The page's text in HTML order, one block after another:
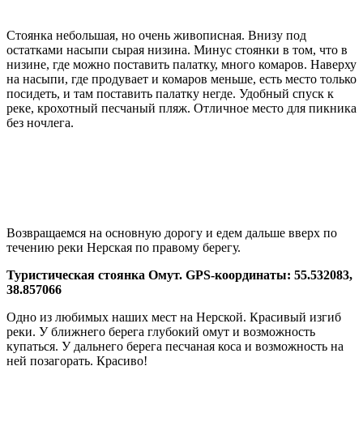
Стоянка небольшая, но очень живописная. Внизу под
остатками насыпи сырая низина. Минус стоянки в том, что в
низине, где можно поставить палатку, много комаров. Наверху
на насыпи, где продувает и комаров меньше, есть место только
посидеть, и там поставить палатку негде. Удобный спуск к
реке, крохотный песчаный пляж. Отличное место для пикника
без ночлега.
Возвращаемся на основную дорогу и едем дальше вверх по
течению реки Нерская по правому берегу.
Туристическая стоянка Омут. GPS-координаты: 55.532083,
38.857066
Одно из любимых наших мест на Нерской. Красивый изгиб
реки. У ближнего берега глубокий омут и возможность
купаться. У дальнего берега песчаная коса и возможность на
ней позагорать. Красиво!